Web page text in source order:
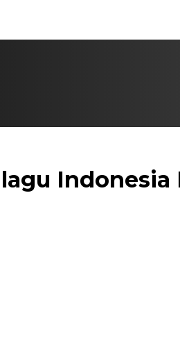
Indonesia